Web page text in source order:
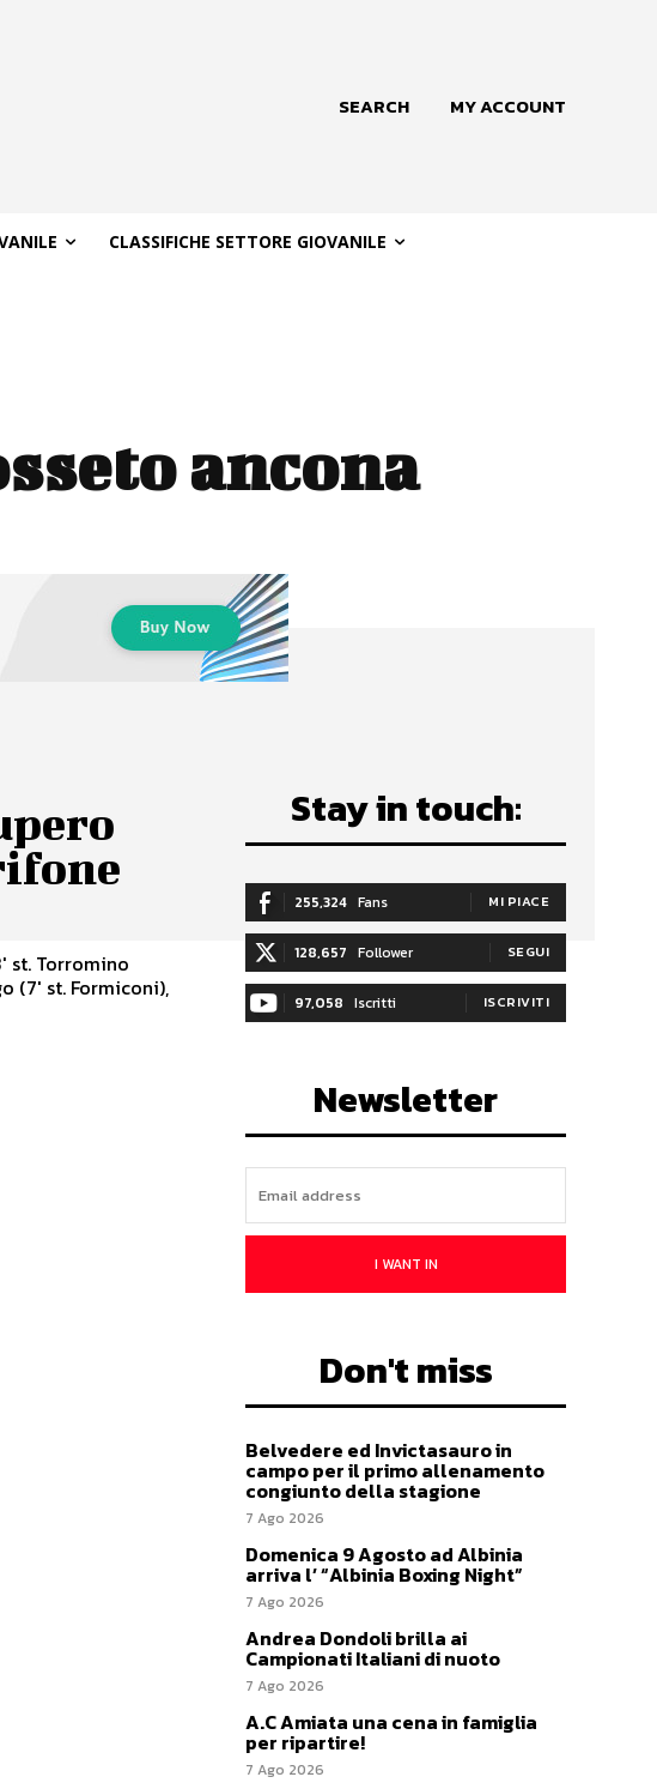
SEARCH MY ACCOUNT
CLASSIFICHE SETTORE GIOVANILE
ancona
st. Torromino
(7' st. Formiconi),
Stay in touch:
255,324 Fans MI PIACE
128,657 Follower SEGUI
97,058 Iscritti ISCRIVITI
Newsletter
I WANT IN
Don't miss
Belvedere ed Invictasauro in
campo per il primo allenamento
congiunto della stagione
7 Ago 2026
Domenica 9 Agosto ad Albinia
arriva l’ “Albinia Boxing Night”
7 Ago 2026
Andrea Dondoli brilla ai
Campionati Italiani di nuoto
7 Ago 2026
A.C Amiata una cena in famiglia
per ripartire!
7 Ago 2026